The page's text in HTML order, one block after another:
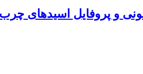
3 بر عملکرد، فراسنجه‌های خونی و